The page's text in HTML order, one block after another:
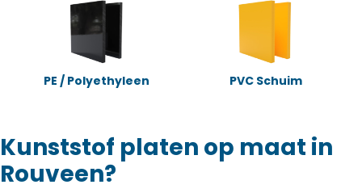
PE / Polyethyleen PVC Schuim
Kunststof platen op maat in
Rouveen?